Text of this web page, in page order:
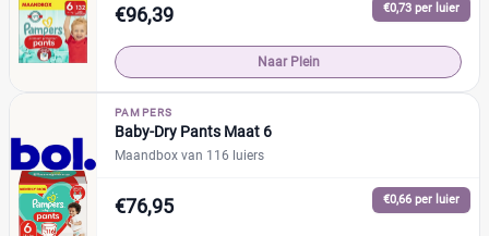
€0,73 per luier
€96,39
Naar Plein
PAMPERS
Baby-Dry Pants Maat 6
Maandbox van 116 luiers
€0,66 per luier
€76,95